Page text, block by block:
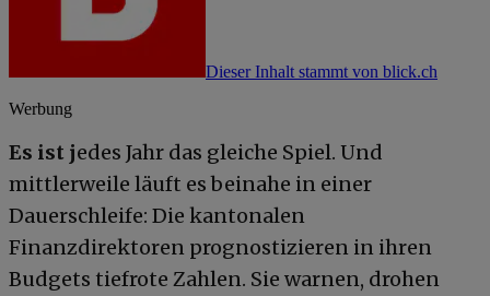
Dieser Inhalt stammt von blick.ch
Werbung
Es ist jedes Jahr das gleiche Spiel. Und
mittlerweile läuft es beinahe in einer
Dauerschleife: Die kantonalen
Finanzdirektoren prognostizieren in ihren
Budgets tiefrote Zahlen. Sie warnen, drohen